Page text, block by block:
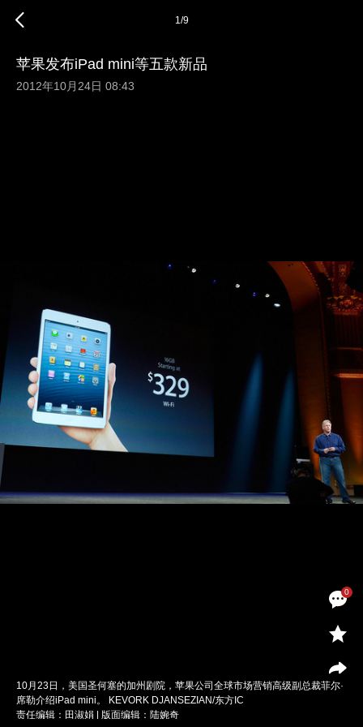
0
1/9
苹果发布iPad mini等五款新品
2012年10月24日 08:43
10月23日，美国圣何塞的加州剧院，苹果公司全球市场营销高级副总裁菲尔·
席勒介绍iPad mini。 KEVORK DJANSEZIAN/东方IC
责任编辑：田淑娟 | 版面编辑：陆婉奇